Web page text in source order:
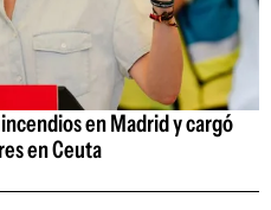
en Madrid y cargó
en Ceuta